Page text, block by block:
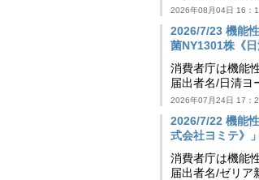
2026年08月04日 16：
2026/7/23 機能
菌NY1301株《
消費者庁は機能
届出者名/日清
2026年07月24日 17：
2026/7/22 機能
式会社ヨミテ》
消費者庁は機能
届出者名/ゼリ